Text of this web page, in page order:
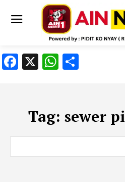
Facebook
X WhatsApp
Tag: sewer